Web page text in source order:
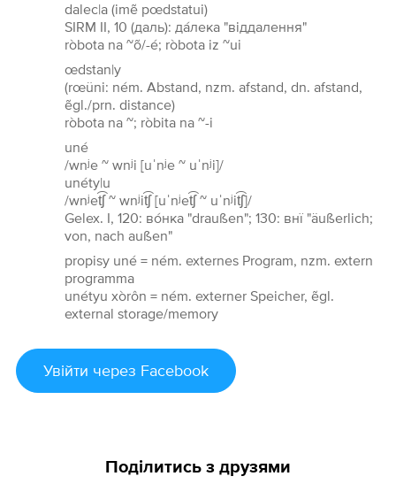
dalec|a (imẽ pœdstatui)
SIRM II, 10 (даль): да́лека "віддалення"
ròbota na ~õ/-é; ròbota iz ~ui
œdstan|y
(rœüni: ném. Abstand, nzm. afstand, dn. afstand,
ẽgl./prn. distance)
ròbota na ~; ròbita na ~-i
uné
/wnʲe ~ wnʲi [uˈnʲe ~ uˈnʲi]/
unéty|u
/wnʲet͡ʃ ~ wnʲit͡ʃ [uˈnʲet͡ʃ ~ uˈnʲit͡ʃ]/
Gelex. I, 120: во́нка "draußen"; 130: внї "äußerlich;
von, nach außen"
propisy uné = ném. externes Program, nzm. extern
programma
unétyu xòrôn = ném. externer Speicher, ẽgl.
external storage/memory
Увійти через Facebook
Поділитись з друзями